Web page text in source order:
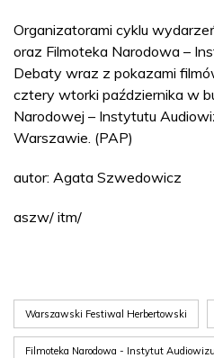
Organizatorami cyklu
oraz Filmoteka Narodowa –
Debaty wraz z pokazami
cztery wtorki października w
Narodowej – Instytutu
Warszawie. (PAP)
autor: Agata Szwedowicz
aszw/ itm/
Warszawski Festiwal Herbertowski
Filmoteka Narodowa - Instytut